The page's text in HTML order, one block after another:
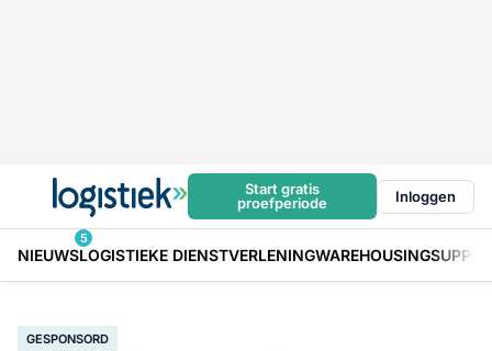
Start gratis
proefperiode
Inloggen
NIEUWS
5
LOGISTIEKE DIENSTVERLENINGWAREHOUSING
GESPONSORD